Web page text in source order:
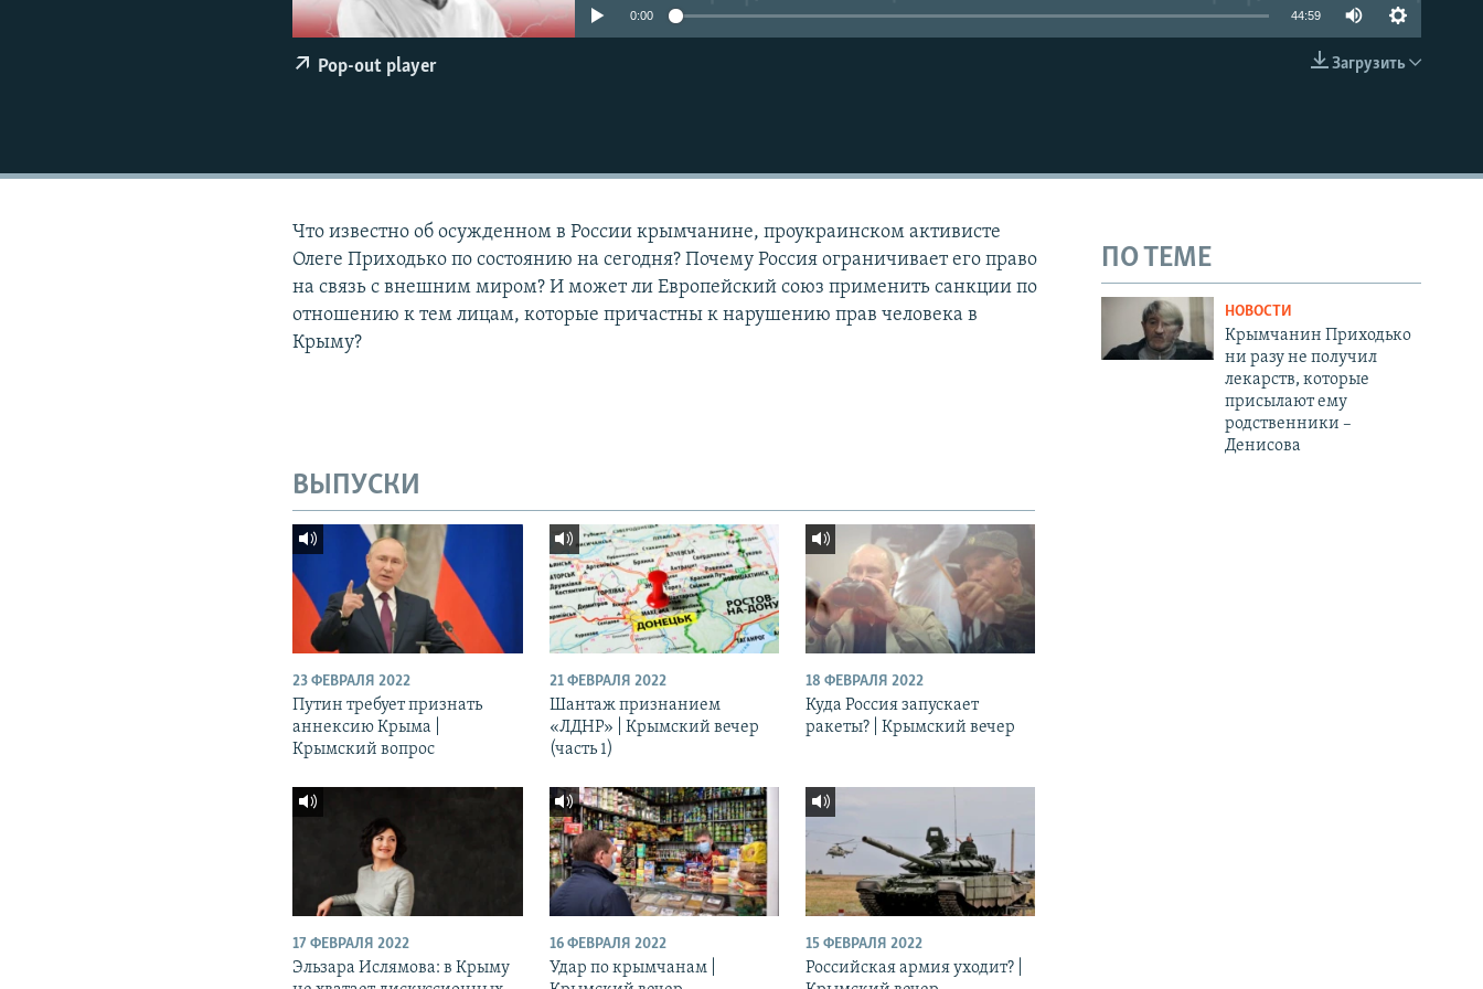
EMBED
0:00 44:59
Загрузить
Pop-out player
Что известно об осужденном в России крымчанине, проукраинском активисте
Олеге Приходько по состоянию на сегодня? Почему Россия ограничивает его право
на связь с внешним миром? И может ли Европейский союз применить санкции по
отношению к тем лицам, которые причастны к нарушению прав человека в
Крыму?
ПО ТЕМЕ
НОВОСТИ
Крымчанин Приходько
ни разу не получил
лекарств, которые
присылают ему
родственники –
Денисова
ВЫПУСКИ
23 ФЕВРАЛЯ 2022
Путин требует признать
аннексию Крыма |
Крымский вопрос
21 ФЕВРАЛЯ 2022
Шантаж признанием
«ЛДНР» | Крымский вечер
(часть 1)
18 ФЕВРАЛЯ 2022
Куда Россия запускает
ракеты? | Крымский вечер
17 ФЕВРАЛЯ 2022
Эльзара Ислямова: в Крыму
16 ФЕВРАЛЯ 2022
Удар по крымчанам |
15 ФЕВРАЛЯ 2022
Российская армия уходит? |